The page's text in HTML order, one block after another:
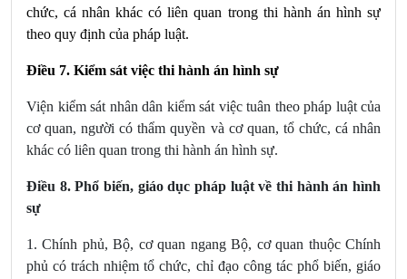
chức, cá nhân khác có liên quan trong thi hành án hình sự
theo quy định của pháp luật.
Điều 7. Kiểm sát việc thi hành án hình sự
Viện kiểm sát nhân dân kiểm sát việc tuân theo pháp luật của
cơ quan, người có thẩm quyền và cơ quan, tổ chức, cá nhân
khác có liên quan trong thi hành án hình sự.
Điều 8. Phổ biến, giáo dục pháp luật về thi hành án hình
sự
1. Chính phủ, Bộ, cơ quan ngang Bộ, cơ quan thuộc Chính
phủ có trách nhiệm tổ chức, chỉ đạo công tác phổ biến, giáo